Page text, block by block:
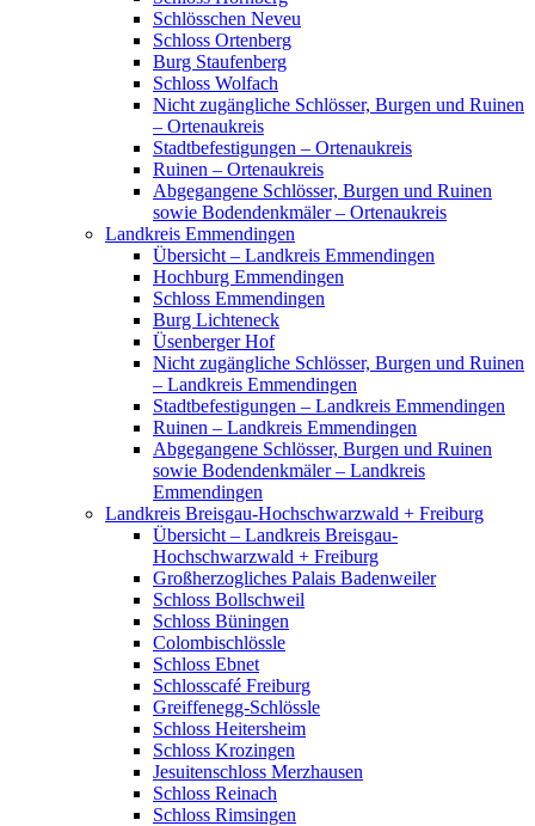
Schlösschen Neveu
Schloss Ortenberg
Burg Staufenberg
Schloss Wolfach
Nicht zugängliche Schlösser, Burgen und Ruinen
– Ortenaukreis
Stadtbefestigungen – Ortenaukreis
Ruinen – Ortenaukreis
Abgegangene Schlösser, Burgen und Ruinen
sowie Bodendenkmäler – Ortenaukreis
Landkreis Emmendingen
Übersicht – Landkreis Emmendingen
Hochburg Emmendingen
Schloss Emmendingen
Burg Lichteneck
Üsenberger Hof
Nicht zugängliche Schlösser, Burgen und Ruinen
– Landkreis Emmendingen
Stadtbefestigungen – Landkreis Emmendingen
Ruinen – Landkreis Emmendingen
Abgegangene Schlösser, Burgen und Ruinen
sowie Bodendenkmäler – Landkreis
Emmendingen
Landkreis Breisgau-Hochschwarzwald + Freiburg
Übersicht – Landkreis Breisgau-
Hochschwarzwald + Freiburg
Großherzogliches Palais Badenweiler
Schloss Bollschweil
Schloss Büningen
Colombischlössle
Schloss Ebnet
Schlosscafé Freiburg
Greiffenegg-Schlössle
Schloss Heitersheim
Schloss Krozingen
Jesuitenschloss Merzhausen
Schloss Reinach
Schloss Rimsingen